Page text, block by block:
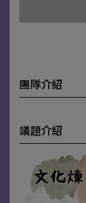
團隊介紹
議題介紹